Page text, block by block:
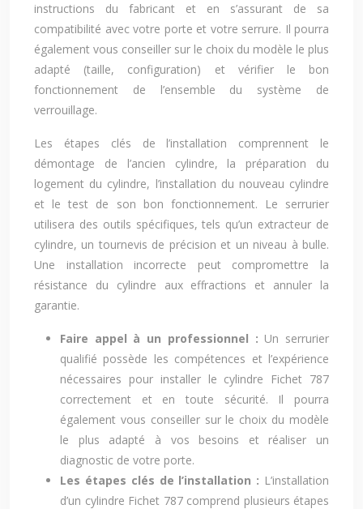
instructions du fabricant et en s’assurant de sa
compatibilité avec votre porte et votre serrure. Il pourra
également vous conseiller sur le choix du modèle le plus
adapté (taille, configuration) et vérifier le bon
fonctionnement de l’ensemble du système de
verrouillage.
Les étapes clés de l’installation comprennent le
démontage de l’ancien cylindre, la préparation du
logement du cylindre, l’installation du nouveau cylindre
et le test de son bon fonctionnement. Le serrurier
utilisera des outils spécifiques, tels qu’un extracteur de
cylindre, un tournevis de précision et un niveau à bulle.
Une installation incorrecte peut compromettre la
résistance du cylindre aux effractions et annuler la
garantie.
Faire appel à un professionnel : Un serrurier
qualifié possède les compétences et l’expérience
nécessaires pour installer le cylindre Fichet 787
correctement et en toute sécurité. Il pourra
également vous conseiller sur le choix du modèle
le plus adapté à vos besoins et réaliser un
diagnostic de votre porte.
Les étapes clés de l’installation : L’installation
d’un cylindre Fichet 787 comprend plusieurs étapes